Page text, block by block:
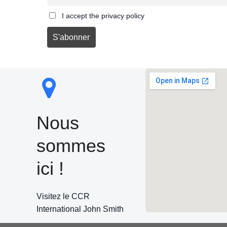
I accept the privacy policy
Nous
sommes
ici !
Visitez le CCR
International John Smith